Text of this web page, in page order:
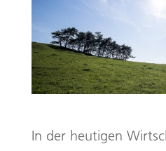
In der heutigen